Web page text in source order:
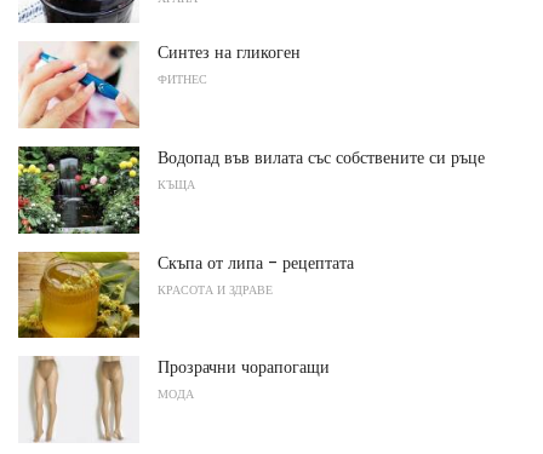
Синтез на гликоген
ФИТНЕС
Водопад във вилата със собствените си ръце
КЪЩА
Скъпа от липа - рецептата
КРАСОТА И ЗДРАВЕ
Прозрачни чорапогащи
МОДА